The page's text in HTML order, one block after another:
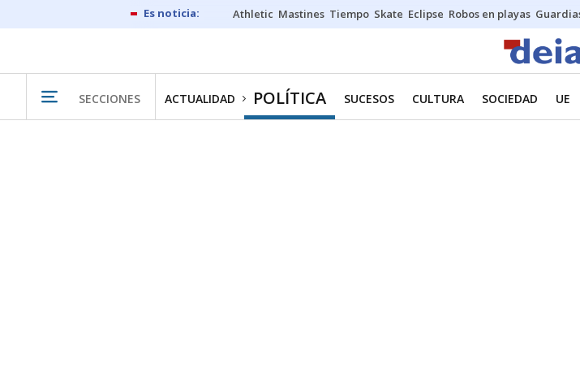
Athletic Mastines Tiempo Skate Eclipse Robos en playas
SECCIONES ACTUALIDAD POLÍTICA SUCESOS CULTURA SOCIEDAD UE